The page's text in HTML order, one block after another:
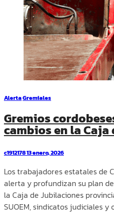
AlertaGremiales
Gremios
cambios en la
c191217813 enero, 2026
Los trabajadores estatales de
alerta y profundizan su plan
la Caja de Jubilaciones
SUOEM, sindicatos judiciales y